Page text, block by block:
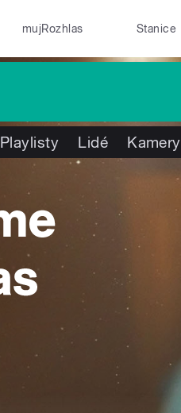
mujRozhlas Stanice
Playlisty Lidé Kamery